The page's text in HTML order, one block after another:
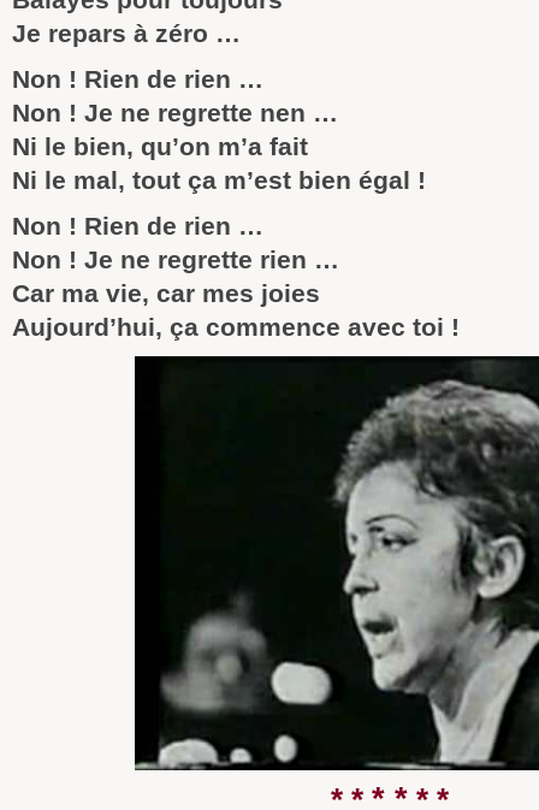
Je repars à zéro …
Non ! Rien de rien …
Non ! Je ne regrette nen …
Ni le bien, qu’on m’a fait
Ni le mal, tout ça m’est bien égal !
Non ! Rien de rien …
Non ! Je ne regrette rien …
Car ma vie, car mes joies
Aujourd’hui, ça commence avec toi !
* * * * * *